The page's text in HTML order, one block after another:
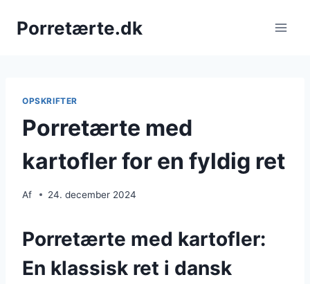
Porretærte.dk
OPSKRIFTER
Porretærte med
kartofler for en fyldig ret
Af 24. december 2024
Porretærte med kartofler:
En klassisk ret i dansk